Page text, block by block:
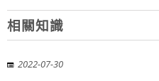
相關知識
2022-07-30